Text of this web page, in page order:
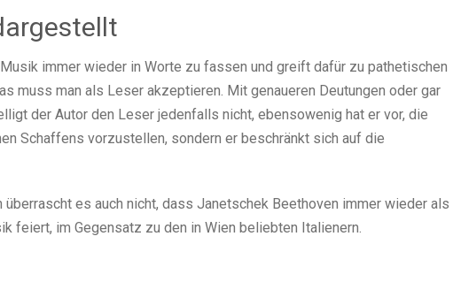
immer wieder in Worte zu fassen und greift dafür zu pathetischen
muss man als Leser akzeptieren. Mit genaueren Deutungen oder gar
der Autor den Leser jedenfalls nicht, ebensowenig hat er vor, die
Schaffens vorzustellen, sondern er beschränkt sich auf die
überrascht es auch nicht, dass Janetschek Beethoven immer wieder als
feiert, im Gegensatz zu den in Wien beliebten Italienern.